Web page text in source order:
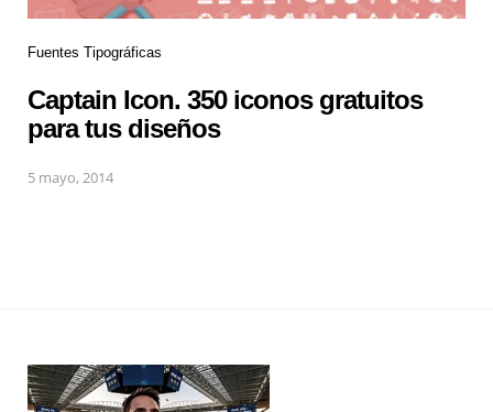
Fuentes Tipográficas
Captain Icon. 350 iconos gratuitos
para tus diseños
5 mayo, 2014